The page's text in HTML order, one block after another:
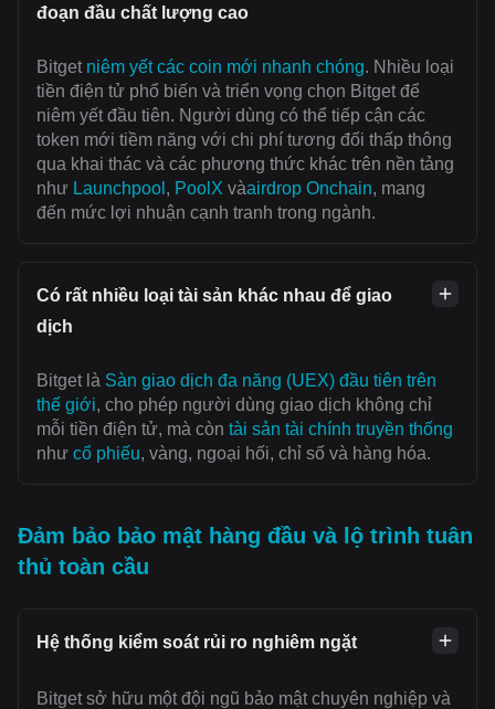
đoạn đầu chất lượng cao
Bitget niêm yết các coin mới nhanh chóng. Nhiều loại
tiền điện tử phổ biến và triển vọng chọn Bitget để
niêm yết đầu tiên. Người dùng có thể tiếp cận các
token mới tiềm năng với chi phí tương đối thấp thông
qua khai thác và các phương thức khác trên nền tảng
như Launchpool , PoolX vàairdrop Onchain, mang
đến mức lợi nhuận cạnh tranh trong ngành.
Có rất nhiều loại tài sản khác nhau để giao
dịch
Bitget là Sàn giao dịch đa năng (UEX) đầu tiên trên
thế giới, cho phép người dùng giao dịch không chỉ
mỗi tiền điện tử, mà còn tài sản tài chính truyền thống
như cổ phiếu, vàng, ngoại hối, chỉ số và hàng hóa.
Đảm bảo bảo mật hàng đầu và lộ trình tuân
thủ toàn cầu
Hệ thống kiểm soát rủi ro nghiêm ngặt
Bitget sở hữu một đội ngũ bảo mật chuyên nghiệp và